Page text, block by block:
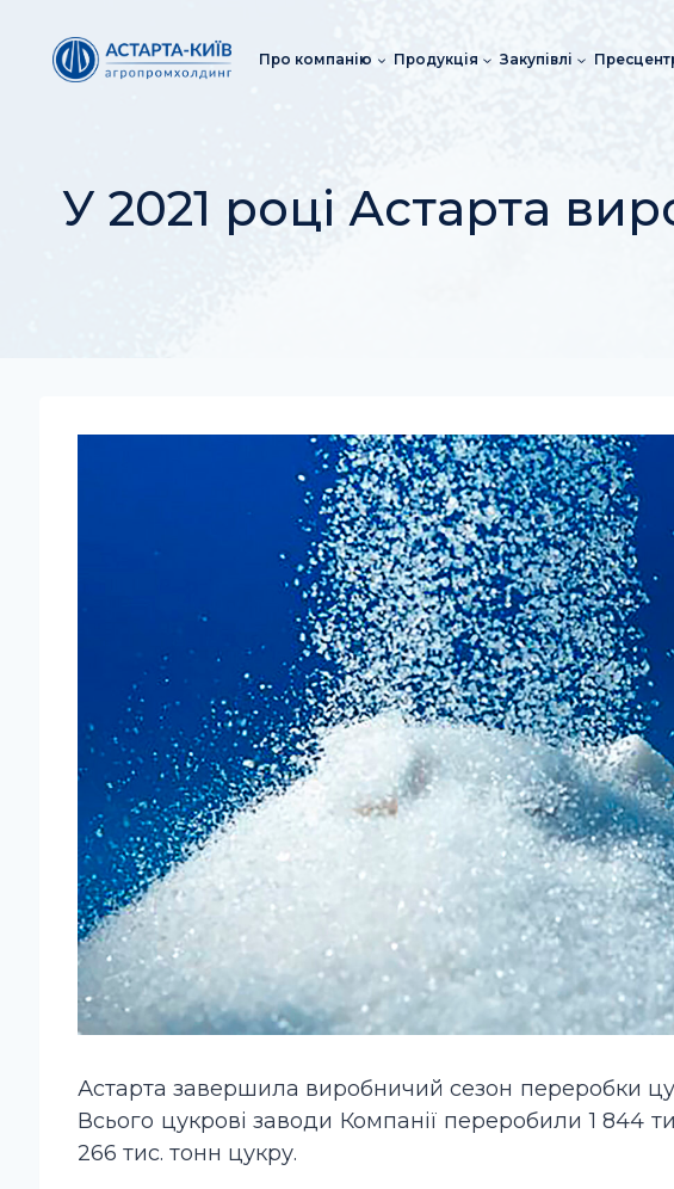
вмісту
Про компанію Продукція Закупівлі
У 2021 році Астарта
Астарта завершила виробничий сезон переробки
Всього цукрові заводи Компанії переробили 1 844
266 тис. тонн цукру.